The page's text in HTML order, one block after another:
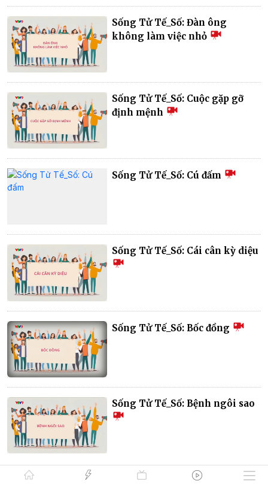
Sống Tử Tế_Số: Đàn ông
không làm việc nhỏ
Sống Tử Tế_Số: Cuộc gặp gỡ
định mệnh
Sống Tử Tế_Số: Cú đấm
Sống Tử Tế_Số: Cái cân kỳ diệu
Sống Tử Tế_Số: Bốc đồng
Sống Tử Tế_Số: Bệnh ngôi sao